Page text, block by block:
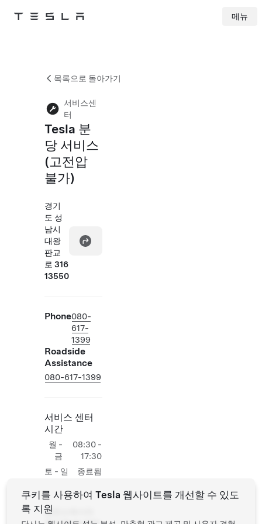
Tesla 메뉴
목록으로 돌아가기
서비스센
터
Tesla 분
당 서비스
(고전압
불가)
경기
도 성
남시
대왕
판교
로 316
13550
Phone080-
617-
1399
Roadside
Assistance
080-617-1399
서비스 센터
시간
월 -
금
08:30 -
17:30
토 - 일
종료됨
충전소에서의
쿠키를 사용하여 Tesla 웹사이트를 개선할 수 있도
록 지원